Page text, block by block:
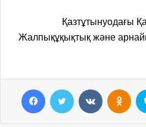
Қазтұтынуодағы
Жалпықұқықтық және